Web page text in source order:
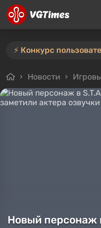
Новости
Новый персонаж